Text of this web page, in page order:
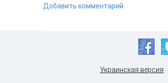
Добавить комментарий
Украинская версия